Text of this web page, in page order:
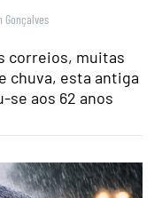
Gonçalves
correios, muitas
chuva, esta antiga
aos 62 anos